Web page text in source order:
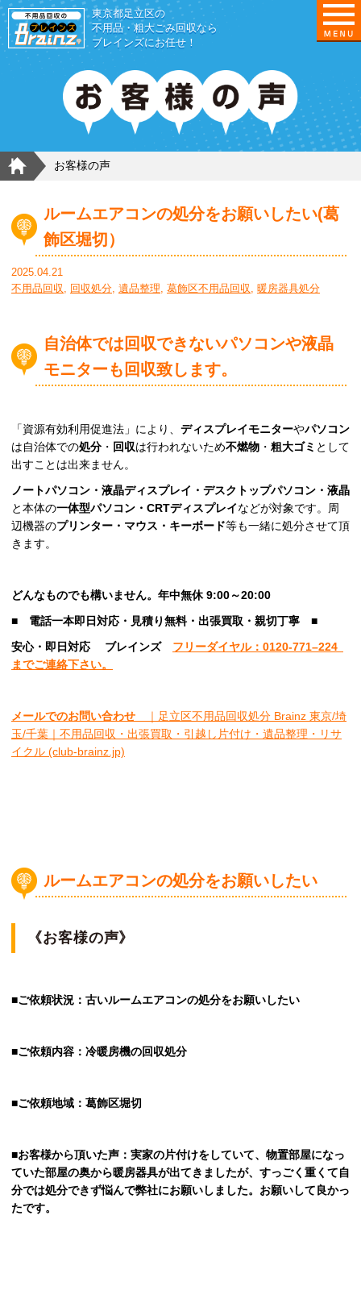
東京都足立区の
不用品・粗大ごみ回収なら
ブレインズにお任せ！
HOME
お客様の声
ルームエアコンの処分をお願いしたい(葛
飾区堀切）
2025.04.21
不用品回収, 回収処分, 遺品整理, 葛飾区不用品回収, 暖房器具処分
自治体では回収できないパソコンや液晶
モニターも回収致します。
「資源有効利用促進法」により、 ディスプレイモニターやパソコン
は自治体での処分 ・ 回収は行われないため不燃物 ・ 粗大ゴミ として
出すことは出来ません。
ノートパソコン・液晶ディスプレイ・デスクトップパソコン・液晶
と本体の一体型パソコン・CRTディスプレイなどが対象です。周
辺機器のプリンター・マウス・キーボード等も一緒に処分させて頂
きます。
どんなものでも構いません。年中無休 9:00～20:00
■ 電話一本即日対応・見積り無料・出張買取・親切丁寧 ■
安心・即日対応 ブレインズ フリーダイヤル：0120-771–224
までご連絡下さい。
メールでのお問い合わせ
｜足立区不用品回収処分 Brainz 東京/埼
玉/千葉｜不用品回収・出張買取・引越し片付け・遺品整理・リサ
イクル (club-brainz.jp)
ルームエアコンの処分をお願いしたい
《お客様の声》
■ご依頼状況：古いルームエアコンの処分をお願いしたい
■ご依頼内容：冷暖房機の回収処分
■ご依頼地域：葛飾区堀切
■お客様から頂いた声：実家の片付けをしていて、物置部屋になっ
ていた部屋の奥から暖房器具が出てきましたが、すっごく重くて自
分では処分できず悩んで弊社にお願いしました。お願いして良かっ
たです。